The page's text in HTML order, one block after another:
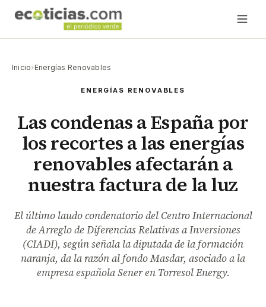
Inicio› Energías Renovables
ENERGÍAS RENOVABLES
Las condenas a España por
los recortes a las energías
renovables afectarán a
nuestra factura de la luz
El último laudo condenatorio del Centro Internacional
de Arreglo de Diferencias Relativas a Inversiones
(CIADI), según señala la diputada de la formación
naranja, da la razón al fondo Masdar, asociado a la
empresa española Sener en Torresol Energy.